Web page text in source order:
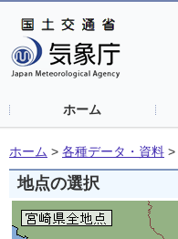
ホーム
ホーム > 各種データ・資料 >
地点の選択